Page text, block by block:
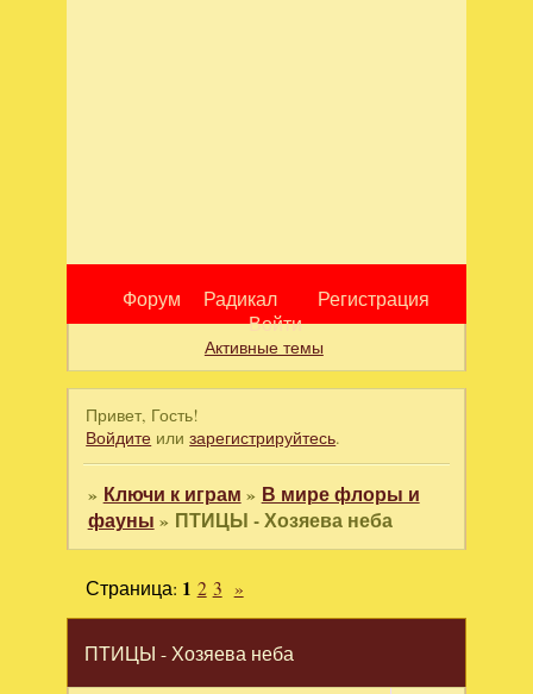
Форум Радикал
Регистрация
Войти
Активные темы
Привет, Гость!
Войдите илизарегистрируйтесь.
» Ключи к играм » В мире флоры и
фауны » ПТИЦЫ - Хозяева неба
ПТИЦЫ - Хозяева неба
Страница: 1 2 3 »